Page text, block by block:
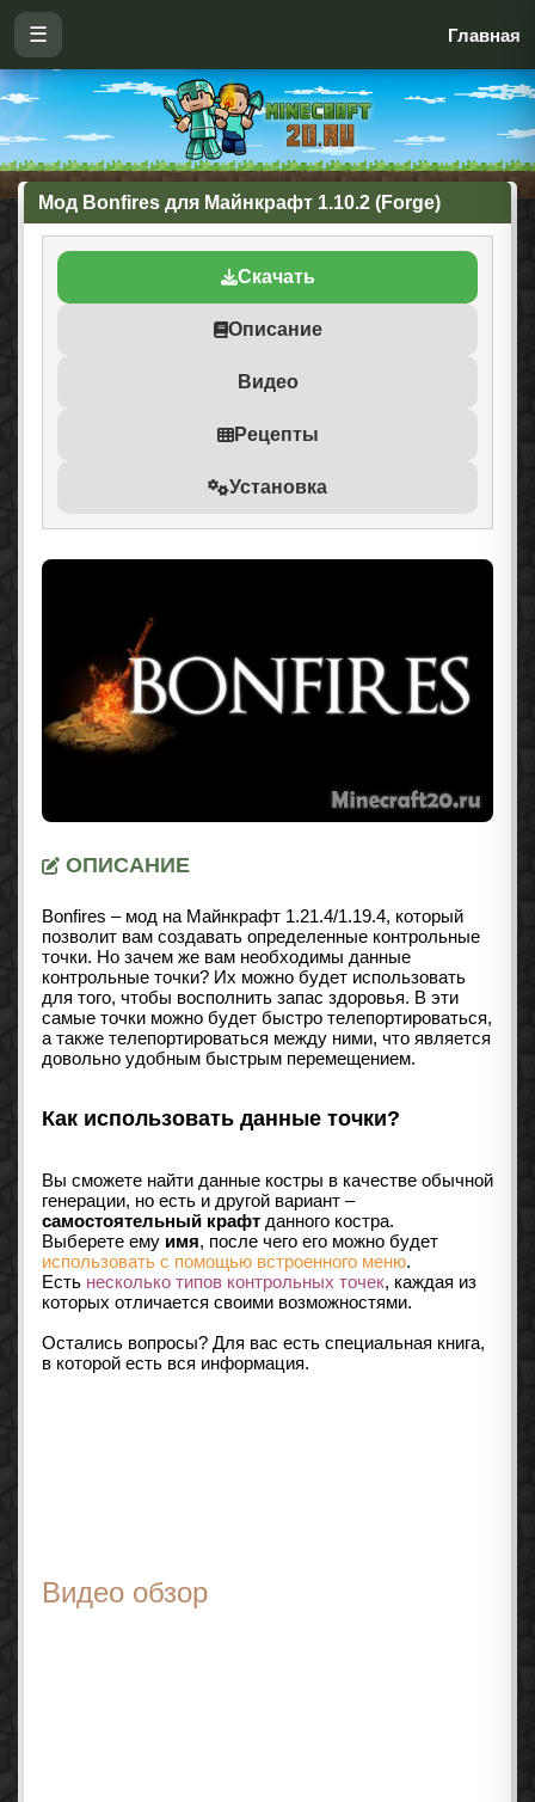
☰ Главная
Мод Bonfires для Майнкрафт 1.10.2 (Forge)
Скачать
Описание
Видео
Рецепты
Установка
ОПИСАНИЕ
Bonfires – мод на Майнкрафт 1.21.4/1.19.4, который
позволит вам создавать определенные контрольные
точки. Но зачем же вам необходимы данные
контрольные точки? Их можно будет использовать
для того, чтобы восполнить запас здоровья. В эти
самые точки можно будет быстро телепортироваться,
а также телепортироваться между ними, что является
довольно удобным быстрым перемещением.
Как использовать данные точки?
Вы сможете найти данные костры в качестве обычной
генерации, но есть и другой вариант –
самостоятельный крафт данного костра.
Выберете ему имя, после чего его можно будет
использовать с помощью встроенного меню.
Есть несколько типов контрольных точек, каждая из
которых отличается своими возможностями.
Остались вопросы? Для вас есть специальная книга,
в которой есть вся информация.
Видео обзор